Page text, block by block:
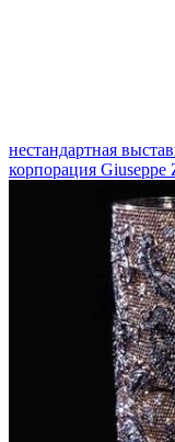
нестандартная
корпорация Giuseppe